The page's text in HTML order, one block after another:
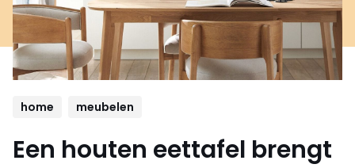
home meubelen
Een houten eettafel brengt